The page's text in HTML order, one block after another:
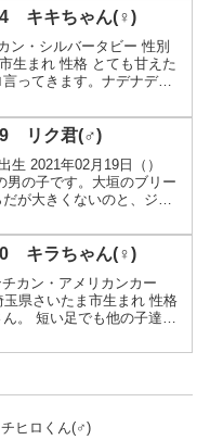
キキちゃん(♀)
ン・シルバータビー 性別
生まれ 性格 とても甘えた
ってきます。ナデナデも
リク君(♂)
生 2021年02月19日（）
男の子です。大垣のブリー
が大きくないのと、ジン
キラちゃん(♀)
カン・アメリカンカー
県さいたま市生まれ 性格
。 短い足でも他の子達に
ヒロくん(♂)